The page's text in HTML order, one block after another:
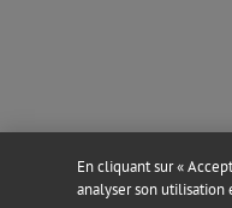
En cliquant sur «
analyser son utilisation